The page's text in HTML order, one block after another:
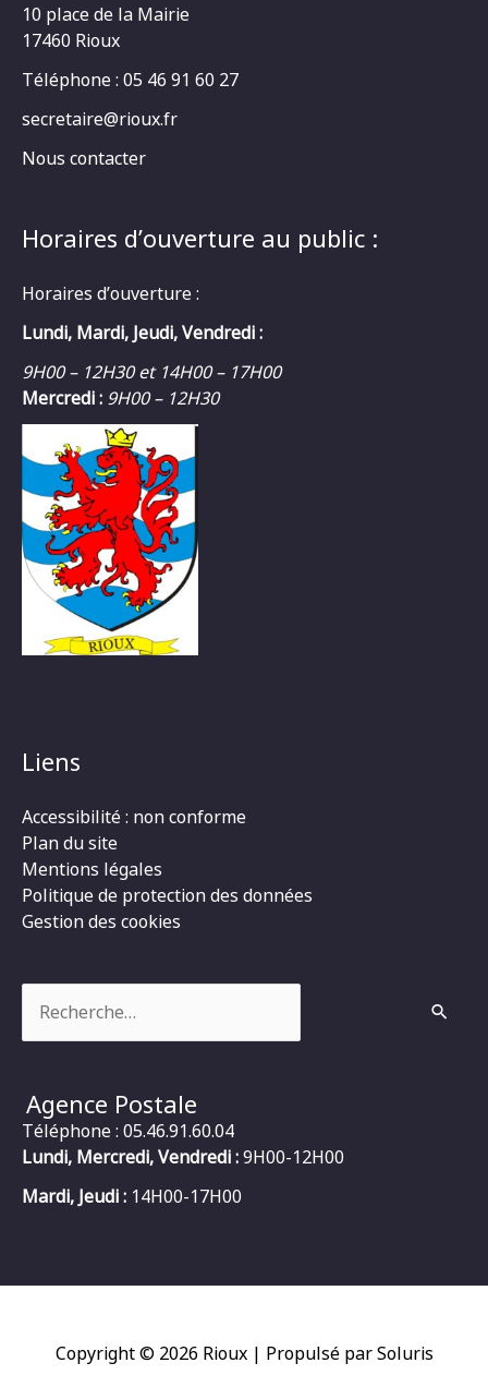
10 place de la Mairie
17460 Rioux
Téléphone : 05 46 91 60 27
secretaire@rioux.fr
Nous contacter
Horaires d’ouverture au public :
Horaires d’ouverture :
Lundi, Mardi, Jeudi, Vendredi :
9H00 – 12H30 et 14H00 – 17H00
Mercredi : 9H00 – 12H30
Liens
Accessibilité : non conforme
Plan du site
Mentions légales
Politique de protection des données
Gestion des cookies
Agence Postale
Téléphone : 05.46.91.60.04
Lundi, Mercredi, Vendredi :9H00-12H00
Mardi, Jeudi : 14H00-17H00
Copyright © 2026 Rioux| Propulsé par Soluris